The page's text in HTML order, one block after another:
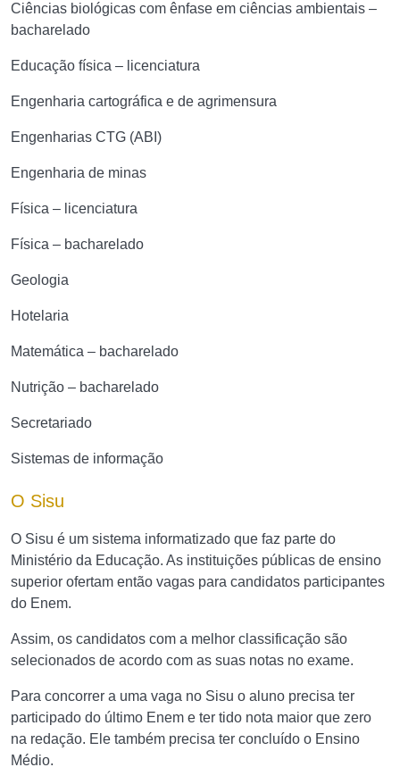
Ciências biológicas com ênfase em ciências ambientais –
bacharelado
Educação física – licenciatura
Engenharia cartográfica e de agrimensura
Engenharias CTG (ABI)
Engenharia de minas
Física – licenciatura
Física – bacharelado
Geologia
Hotelaria
Matemática – bacharelado
Nutrição – bacharelado
Secretariado
Sistemas de informação
O Sisu
O Sisu é um sistema informatizado que faz parte do
Ministério da Educação. As instituições públicas de ensino
superior ofertam então vagas para candidatos participantes
do Enem.
Assim, os candidatos com a melhor classificação são
selecionados de acordo com as suas notas no exame.
Para concorrer a uma vaga no Sisu o aluno precisa ter
participado do último Enem e ter tido nota maior que zero
na redação. Ele também precisa ter concluído o Ensino
Médio.